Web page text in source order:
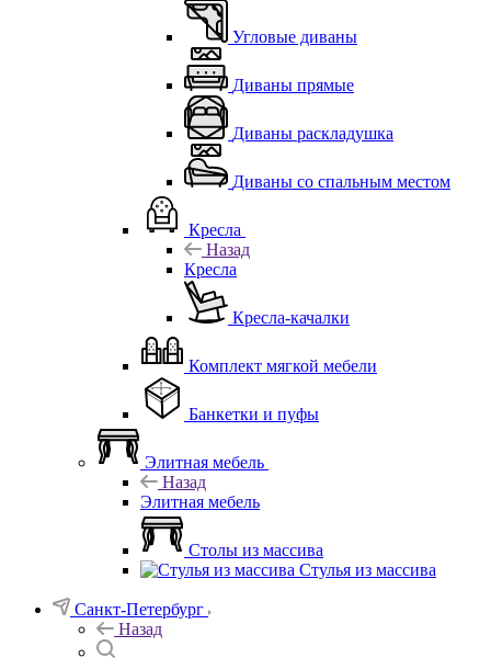
Угловые диваны
Диваны прямые
Диваны раскладушка
Диваны со спальным местом
Кресла
Назад
Кресла
Кресла-качалки
Комплект мягкой мебели
Банкетки и пуфы
Элитная мебель
Назад
Элитная мебель
Столы из массива
Стулья из массива
Санкт-Петербург
Назад